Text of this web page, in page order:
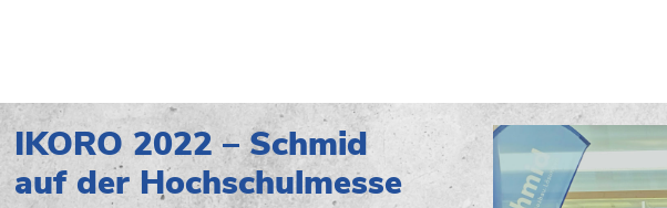
IKORO 2022 – Schmid
auf der Hochschulmesse